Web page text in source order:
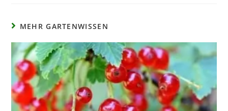
MEHR GARTENWISSEN